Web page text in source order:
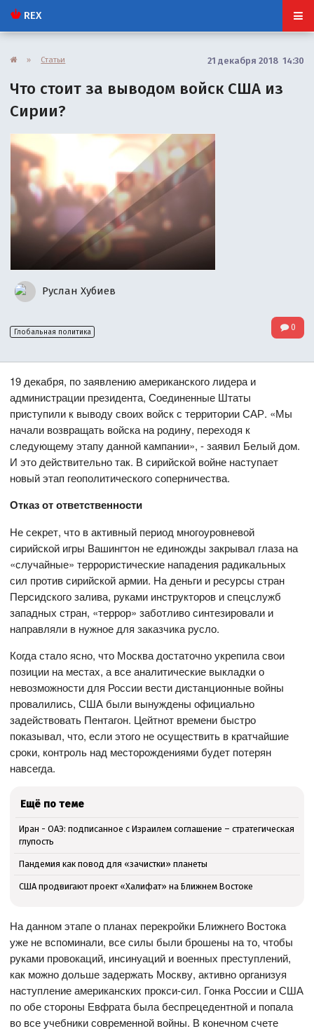
REX
» Статьи 21 декабря 2018 14:30
Что стоит за выводом войск США из
Сирии?
Руслан Хубиев
Глобальная политика 0
19 декабря, по заявлению американского лидера и
администрации президента, Соединенные Штаты
приступили к выводу своих войск с территории САР. «Мы
начали возвращать войска на родину, переходя к
следующему этапу данной кампании», - заявил Белый дом.
И это действительно так. В сирийской войне наступает
новый этап геополитического соперничества.
Отказ от ответственности
Не секрет, что в активный период многоуровневой
сирийской игры Вашингтон не единожды закрывал глаза на
«случайные» террористические нападения радикальных
сил против сирийской армии. На деньги и ресурсы стран
Персидского залива, руками инструкторов и спецслужб
западных стран, «террор» заботливо синтезировали и
направляли в нужное для заказчика русло.
Когда стало ясно, что Москва достаточно укрепила свои
позиции на местах, а все аналитические выкладки о
невозможности для России вести дистанционные войны
провалились, США были вынуждены официально
задействовать Пентагон. Цейтнот времени быстро
показывал, что, если этого не осуществить в кратчайшие
сроки, контроль над месторождениями будет потерян
навсегда.
Ещё по теме
Иран - ОАЭ: подписанное с Израилем соглашение – стратегическая
глупость
Пандемия как повод для «зачистки» планеты
США продвигают проект «Халифат» на Ближнем Востоке
На данном этапе о планах перекройки Ближнего Востока
уже не вспоминали, все силы были брошены на то, чтобы
руками провокаций, инсинуаций и военных преступлений,
как можно дольше задержать Москву, активно организуя
наступление американских прокси-сил. Гонка России и США
по обе стороны Евфрата была беспрецедентной и попала
во все учебники современной войны. В конечном счете